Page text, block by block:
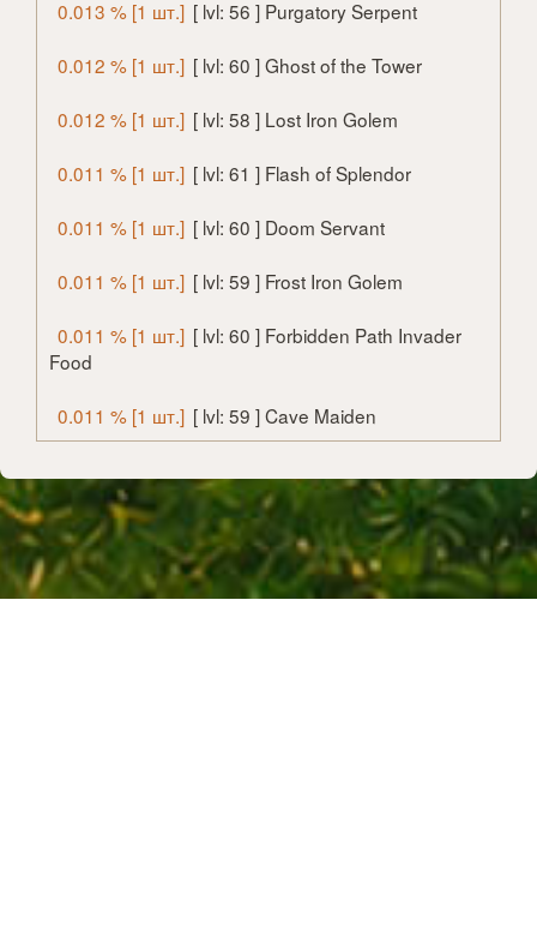
0.013 % [1 шт.] [ lvl: 56 ] Purgatory Serpent
0.012 % [1 шт.] [ lvl: 60 ] Ghost of the Tower
0.012 % [1 шт.] [ lvl: 58 ] Lost Iron Golem
0.011 % [1 шт.] [ lvl: 61 ] Flash of Splendor
0.011 % [1 шт.] [ lvl: 60 ] Doom Servant
0.011 % [1 шт.] [ lvl: 59 ] Frost Iron Golem
0.011 % [1 шт.] [ lvl: 60 ] Forbidden Path Invader
Food
0.011 % [1 шт.] [ lvl: 59 ] Cave Maiden